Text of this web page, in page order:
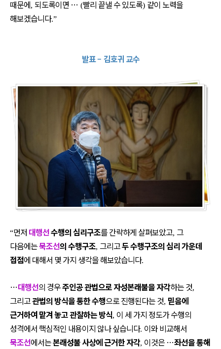
때문에, 되도록이면 … (빨리 끝낼 수 있도록) 같이 노력을
해보겠습니다.”
발표– 김호귀 교수
“먼저 대행선수행의 심리구조를 간략하게 살펴보았고, 그
다음에는묵조선의 수행구조, 그리고두 수행구조의 심리 가운데
접점에 대해서 몇 가지 생각을 해보았습니다.
…대행선의 경우주인공 관법으로 자성본래불을 자각하는 것,
그리고관법의 방식을 통한 수행으로 진행된다는 것, 믿음에
근거하여 맡겨 놓고 관찰하는 방식, 이 세 가지 정도가 수행의
성격에서 핵심적인 내용이지 않나 싶습니다. 이와 비교해서
묵조선에서는본래성불 사상에 근거한 자각, 이것은 …좌선을 통해